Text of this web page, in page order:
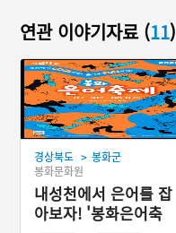
연관 이야기자료 (11)
경상북도 > 봉화군
봉화문화원
내성천에서 은어를 잡
아보자! '봉화은어축